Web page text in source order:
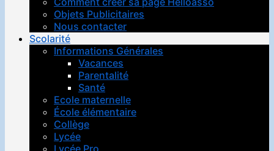
Objets Publicitaires
Nous contacter
Scolarité
Informations Générales
Vacances
Parentalité
Santé
Ecole maternelle
École élémentaire
Collège
Lycée
Lycée Pro